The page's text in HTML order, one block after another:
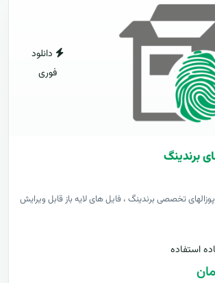
دانلود
فوری
برندینگ
تخصصی برندینگ ، فایل های لایه باز قابل ویرایش
استفاده